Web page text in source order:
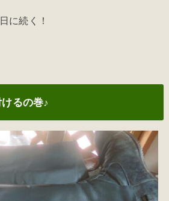
に続く！
るの巻♪